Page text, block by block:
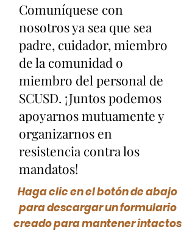
Comuníquese con
nosotros ya sea que sea
padre, cuidador, miembro
de la comunidad o
miembro del personal de
SCUSD. ¡Juntos podemos
apoyarnos mutuamente y
organizarnos en
resistencia contra los
mandatos!
Haga clic en el botón de abajo
para descargar un formulario
creado para mantener intactos